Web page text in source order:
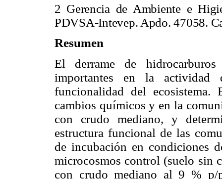
2 Gerencia de Ambiente e
PDVSA-Intevep. Apdo. 47058.
Resumen
El derrame de
importantes en la actividad
funcionalidad del
cambios químicos y en la
con crudo mediano, y
estructura funcional de las
de incubación en condiciones
microcosmos control (suelo sin
con crudo mediano al 9 % p/